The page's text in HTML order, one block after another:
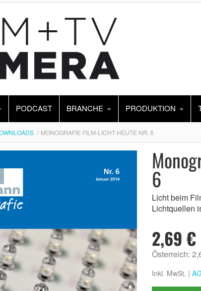
PODCAST BRANCHE PRODUKTION
MONOGRAFIE FILM-LICHT HEUTE NR. 6
6
Licht beim
Lichtquellen
2,69 €
Österreich:
Inkl. MwSt. |